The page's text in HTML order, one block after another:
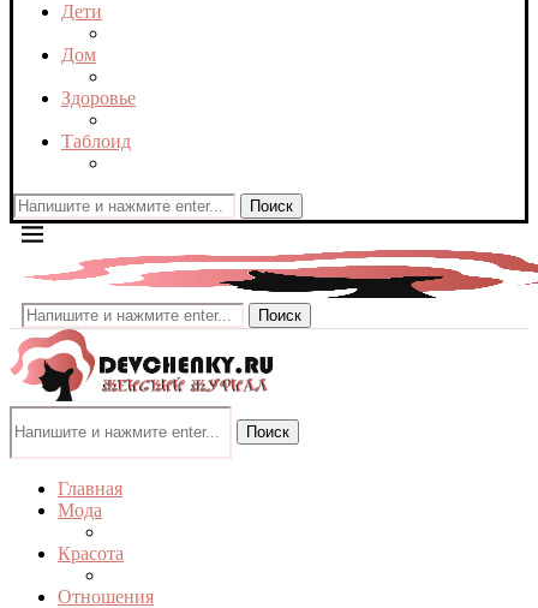
Дети
Дом
Здоровье
Таблоид
Поиск
Поиск
Поиск
Главная
Мода
Красота
Отношения